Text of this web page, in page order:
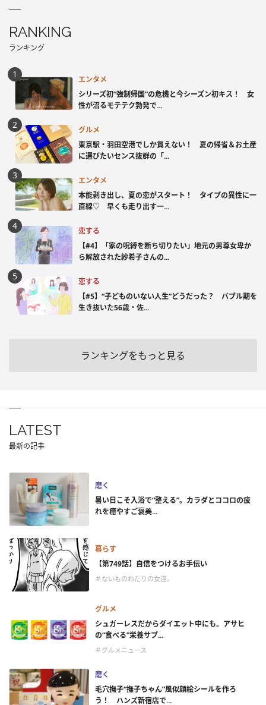
RANKING
ランキング
エンタメ
シリーズ初“強制帰国”の危機と今シーズン初キス！ 女
性が沼るモテテク勃発で...
グルメ
東京駅・羽田空港でしか買えない！ 夏の帰省＆お土産
に選びたいセンス抜群の「...
エンタメ
本能剥き出し、夏の恋がスタート！ タイプの異性に一
直線♡ 早くも走り出す一...
恋する
【#4】「家の呪縛を断ち切りたい」地元の男尊女卑か
ら解放された紗希子さんの...
恋する
【#5】“子どものいない人生”どうだった？ バブル期を
生き抜いた56歳・佐...
ランキングをもっと見る
LATEST
最新の記事
磨く
暑い日こそ入浴で“整える”。カラダとココロの疲
れを癒やすご褒美...
暮らす
【第749話】自信をつけるお手伝い
＃ないものねだりの女達。
グルメ
シュガーレスだからダイエット中にも。アサヒ
の“食べる”栄養サプ...
＃グルメニュース
磨く
毛穴撫子“撫子ちゃん”風似顔絵シールを作ろ
う！ ハンズ新宿店で...